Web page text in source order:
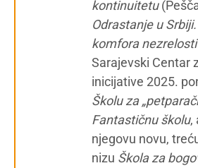
kontinuitetu
Odrastanje u
komfora nezrelosti
Sarajevski Centar
inicijative 2025.
Školu za
Fantastičnu školu,
njegovu novu,
nizu Škola za